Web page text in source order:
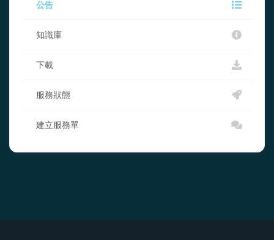
公告
知識庫
下載
服務狀態
建立服務單